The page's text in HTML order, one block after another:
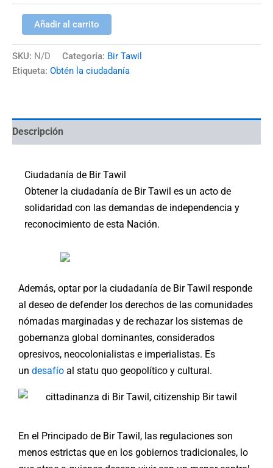
Añadir al carrito
SKU: N/D Categoría: Bir Tawil
Etiqueta: Obtén la ciudadanía
Descripción
Ciudadanía de Bir Tawil
Obtener la ciudadanía de Bir Tawil es un acto de
solidaridad con las demandas de independencia y
reconocimiento de esta Nación.
Además, optar por la ciudadanía de Bir Tawil responde
al deseo de defender los derechos de las comunidades
nómadas marginadas y de rechazar los sistemas de
gobernanza global dominantes, considerados
opresivos, neocolonialistas e imperialistas. Es
un desafío al statu quo geopolítico y cultural.
En el Principado de Bir Tawil, las regulaciones son
menos estrictas que en los gobiernos tradicionales, lo